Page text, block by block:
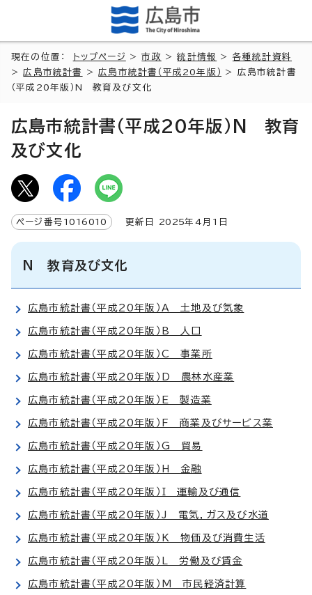
現在の位置： トップページ >市政 >統計情報 > 各種統計資料
>広島市統計書 >広島市統計書（平成20年版）
> 広島市統計書
（平成20年版）N 教育及び文化
広島市統計書（平成20年版）N 教育
及び文化
ページ番号 1016010 更新日 2025年4月1日
N 教育及び文化
広島市統計書（平成20年版）A 土地及び気象
広島市統計書（平成20年版）B 人口
広島市統計書（平成20年版）C 事業所
広島市統計書（平成20年版）D 農林水産業
広島市統計書（平成20年版）E 製造業
広島市統計書（平成20年版）F 商業及びサービス業
広島市統計書（平成20年版）G 貿易
広島市統計書（平成20年版）H 金融
広島市統計書（平成20年版）I 運輸及び通信
広島市統計書（平成20年版）J 電気，ガス及び水道
広島市統計書（平成20年版）K 物価及び消費生活
広島市統計書（平成20年版）L 労働及び賃金
広島市統計書（平成20年版）M 市民経済計算